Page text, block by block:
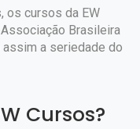
os cursos da EW
Brasileira
assim a seriedade do
Cursos?